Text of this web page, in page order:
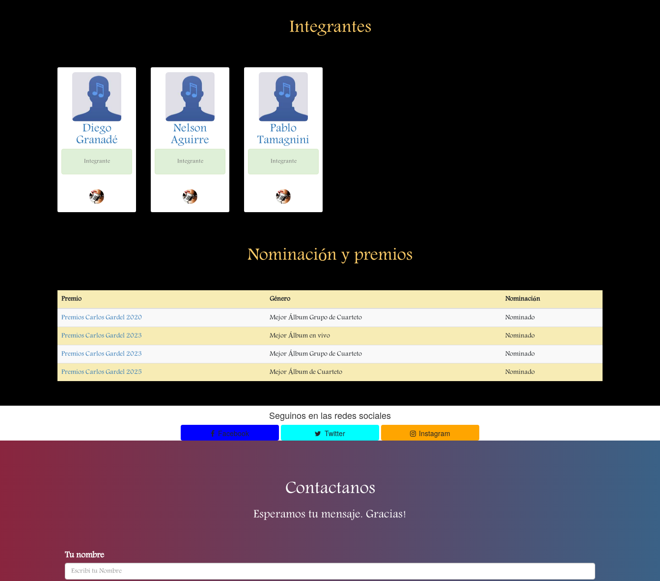
Integrantes
Diego
Granadé
Integrante
Nelson
Aguirre
Integrante
Pablo
Tamagnini
Integrante
Nominación y premios
Premio Género Nominación
Premios Carlos Gardel 2020 Mejor Álbum Grupo de Cuarteto Nominado
Premios Carlos Gardel 2023 Mejor Álbum en vivo Nominado
Premios Carlos Gardel 2023 Mejor Álbum Grupo de Cuarteto Nominado
Premios Carlos Gardel 2025 Mejor Álbum de Cuarteto Nominado
Seguinos en las redes sociales
Facebook Twitter Instagram
Contactanos
Esperamos tu mensaje. Gracias!
Tu nombre